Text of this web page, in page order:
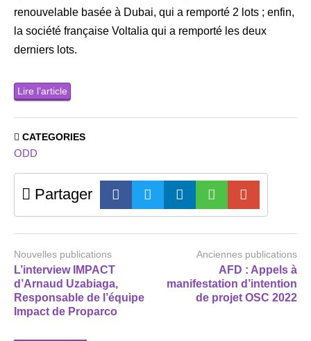
renouvelable basée à Dubai, qui a remporté 2 lots ; enfin,
la société française Voltalia qui a remporté les deux
derniers lots.
Lire l’article
CATEGORIES
ODD
Partager
Nouvelles publications
L’interview IMPACT
d’Arnaud Uzabiaga,
Responsable de l’équipe
Impact de Proparco
Anciennes publications
AFD : Appels à
manifestation d’intention
de projet OSC 2022